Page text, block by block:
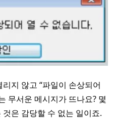
지 않고 “파일이 손상되어
무서운 메시지가 뜨나요? 몇
은 감당할 수 없는 일이죠.